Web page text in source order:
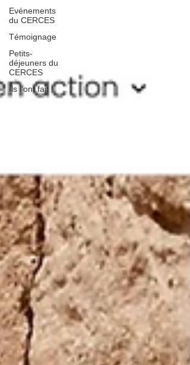
Evénements
du CERCES
Témoignage
Petits-
déjeuners du
CERCES
Ils l'ont fait !